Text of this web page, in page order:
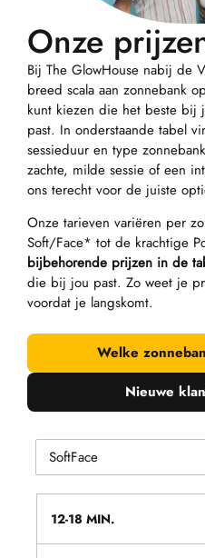
Onze
Bij The GlowHouse nabij de
breed scala aan zonnebank
kunt kiezen die het beste bij
past. In onderstaande tabel
sessieduur en type
zachte, milde sessie of een
ons terecht voor de juiste
Onze tarieven variëren per
Soft/Face* tot de krachtige
bijbehorende prijzen in de
die bij jou past. Zo weet je
voordat je langskomt.
Welke
Nieuwe
12-18 MIN.